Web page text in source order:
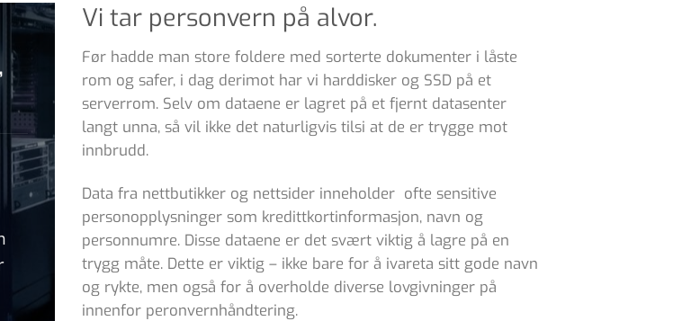
Vi tar personvern på alvor.
Før hadde man store foldere med sorterte dokumenter i låste
rom og safer, i dag derimot har vi harddisker og SSD på et
serverrom. Selv om dataene er lagret på et fjernt datasenter
langt unna, så vil ikke det naturligvis tilsi at de er trygge mot
innbrudd.
Data fra nettbutikker og nettsider inneholder ofte sensitive
personopplysninger som kredittkortinformasjon, navn og
personnumre. Disse dataene er det svært viktig å lagre på en
trygg måte. Dette er viktig – ikke bare for å ivareta sitt gode navn
og rykte, men også for å overholde diverse lovgivninger på
innenfor peronvernhåndtering.